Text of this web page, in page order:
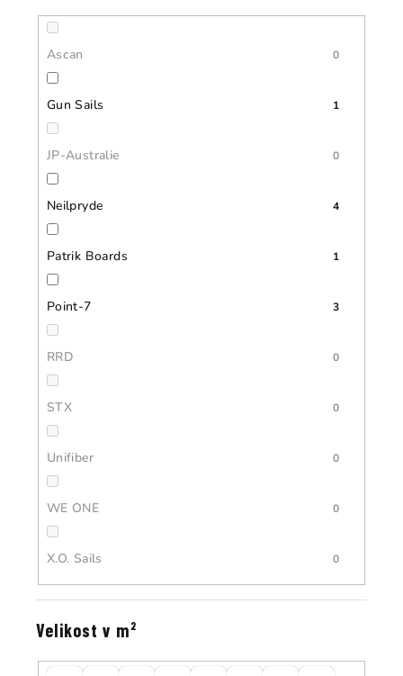
Ascan 0
Gun Sails 1
JP-Australie 0
Neilpryde 4
Patrik Boards 1
Point-7 3
RRD 0
STX 0
Unifiber 0
WE ONE 0
X.O. Sails 0
Velikost v m²